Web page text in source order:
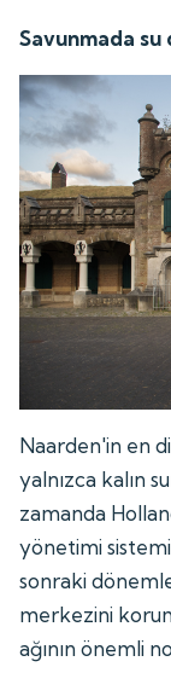
Savunmada su
Naarden'in en
yalnızca kalın
zamanda
yönetimi
sonraki
merkezini
ağının önemli